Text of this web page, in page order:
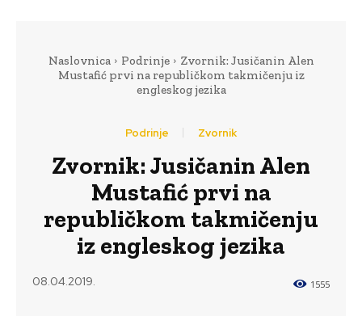
Naslovnica Podrinje
Zvornik: Jusičanin Alen
Mustafić prvi na republičkom takmičenju iz
engleskog jezika
Podrinje Zvornik
Zvornik: Jusičanin Alen
Mustafić prvi na
republičkom takmičenju
iz engleskog jezika
08.04.2019. 1555